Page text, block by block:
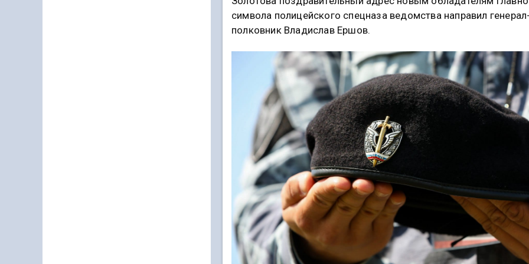
символа полицейского спецназа ведомства направил
полковник Владислав Ершов.